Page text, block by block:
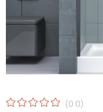
0.0